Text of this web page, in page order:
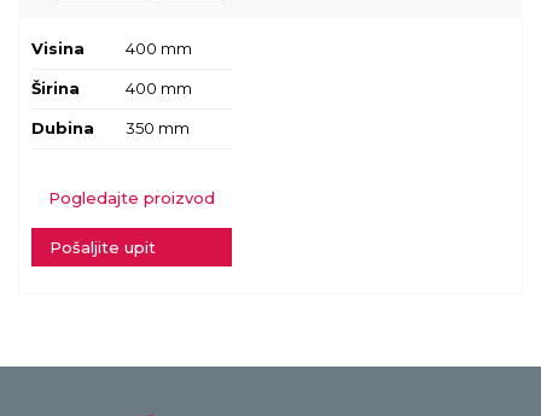
Visina 400 mm
Širina 400 mm
Dubina 350 mm
Pogledajte proizvod
Pošaljite upit